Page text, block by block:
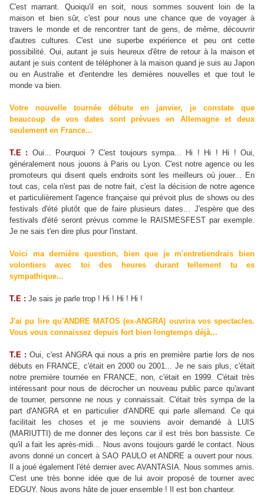
C'est marrant. Quoiqu'il en soit, nous sommes souvent loin de la
maison et bien sûr, c'est pour nous une chance que de voyager à
travers le monde et de rencontrer tant de gens, de même, découvrir
d'autres cultures. C'est une superbe expérience et peu ont cette
possibilité. Oui, autant je suis heureux d'être de retour à la maison et
autant je suis content de téléphoner à la maison quand je suis au Japon
ou en Australie et d'entendre les dernières nouvelles et que tout le
monde va bien.
Votre nouvelle tournée débute en janvier, je constate que
beaucoup de vos dates sont prévues en Allemagne et deux
seulement en France...
T.E : Oui... Pourquoi ? C'est toujours sympa... Hi ! Hi ! Hi ! Oui,
généralement nous jouons à Paris ou Lyon. C'est notre agence ou les
promoteurs qui disent quels endroits sont les meilleurs où jouer... En
tout cas, cela n'est pas de notre fait, c'est la décision de notre agence
et particulièrement l'agence française qui prévoit plus de shows ou des
festivals d'été plutôt que de faire plusieurs dates... J'espère que des
festivals d'été seront prévus comme le RAISMESFEST par exemple.
Je ne sais t'en dire plus pour l'instant.
Voici ma dernière question, bien que je m'entretiendrais bien
volontiers avec toi des heures durant tellement tu es
sympathique...
T.E : Je sais je parle trop ! Hi ! Hi ! Hi !
J'ai pu lire qu'ANDRE MATOS (ex-ANGRA) ouvrira vos spectacles.
Vous vous connaissez depuis fort bien longtemps déjà...
T.E : Oui, c'est ANGRA qui nous a pris en première partie lors de nos
débuts en FRANCE, c'était en 2000 ou 2001... Je ne sais plus, c'était
notre première tournée en FRANCE, non, c'était en 1999. C'était très
intéressant pour nous de décrocher un nouveau public parce qu'avant
de tourner, personne ne nous y connaissait. C'était très sympa de la
part d'ANGRA et en particulier d'ANDRE qui parle allemand. Ce qui
facilitait les choses et je me souviens avoir demandé à LUIS
(MARIUTTI) de me donner des leçons car il est très bon bassiste. Ce
qu'il a fait les après-midi... Nous avons toujours gardé le contact. Nous
avons donné un concert à SAO PAULO et ANDRE a ouvert pour nous.
Il a joué également l'été dernier avec AVANTASIA. Nous sommes amis.
C'est une très bonne idée que de lui avoir proposé de tourner avec
EDGUY. Nous avons hâte de jouer ensemble ! Il est bon chanteur.